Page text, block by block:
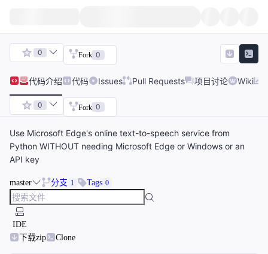
0 Fork 0
代码介绍 代码 Issues Pull Requests 项目讨论 Wiki
0 Fork 0
Use Microsoft Edge's online text-to-speech service from
Python WITHOUT needing Microsoft Edge or Windows or an
API key
master 分支 1 Tags 0
IDE
下载zip
Clone